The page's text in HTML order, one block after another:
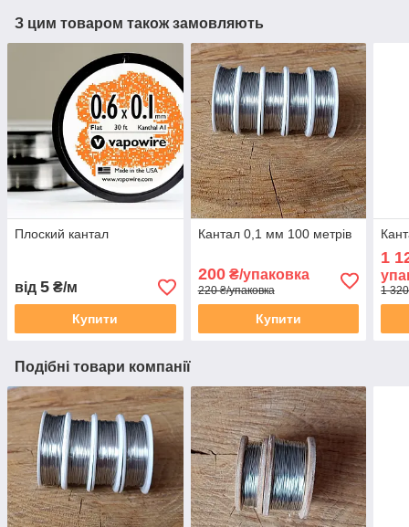
З цим товаром також замовляють
Плоский кантал
від 5 ₴/м
Купити
Кантал 0,1 мм 100 метрів
200₴/упаковка
220 ₴/упаковка
Купити
1
1
Подібні товари компанії